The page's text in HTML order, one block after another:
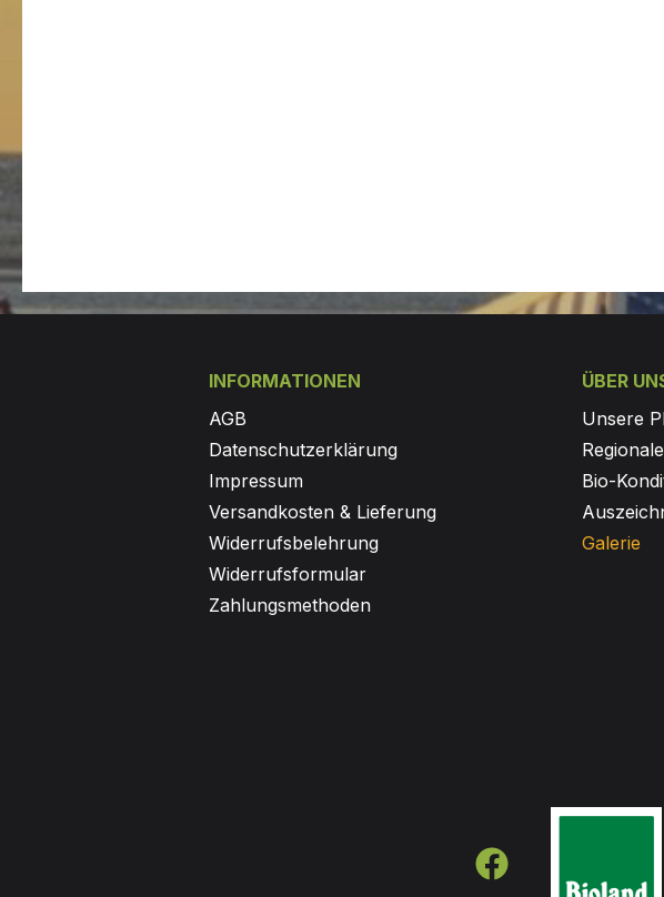
INFORMATIONEN
AGB
Datenschutzerklärung
Impressum
Versandkosten & Lieferung
Widerrufsbelehrung
Widerrufsformular
Zahlungsmethoden
ÜBER
Unsere
Bio-
Galerie